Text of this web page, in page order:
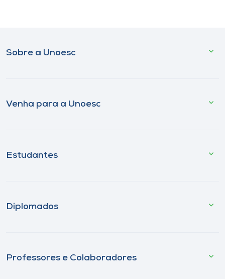
Sobre a Unoesc
Venha para a Unoesc
Estudantes
Diplomados
Professores e Colaboradores